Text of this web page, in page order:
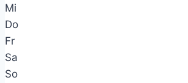
Mi
Do
Fr
Sa
So